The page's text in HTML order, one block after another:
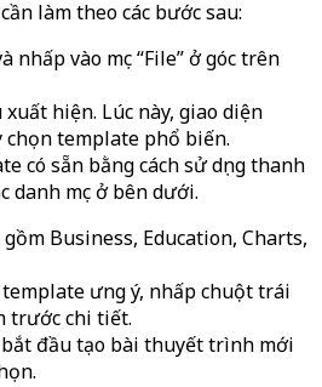
làm theo các bước sau:
nhấp vào mục “File” ở góc trên
xuất hiện. Lúc này, giao diện
chọn template phổ biến.
có sẵn bằng cách sử dụng thanh
danh mục ở bên dưới.
gồm Business, Education, Charts,
ưng ý, nhấp chuột trái
trước chi tiết.
bắt đầu tạo bài thuyết trình mới